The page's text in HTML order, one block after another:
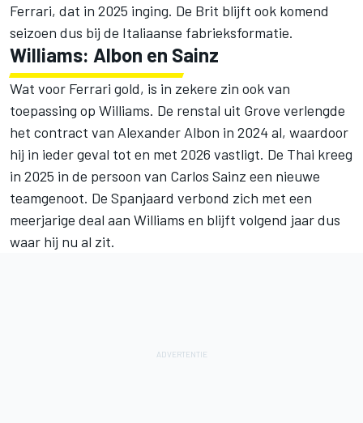
Ferrari, dat in 2025 inging. De Brit blijft ook komend
seizoen dus bij de Italiaanse fabrieksformatie.
Williams: Albon en Sainz
Wat voor Ferrari gold, is in zekere zin ook van
toepassing op Williams. De renstal uit Grove verlengde
het contract van Alexander Albon in 2024 al, waardoor
hij in ieder geval tot en met 2026 vastligt. De Thai kreeg
in 2025 in de persoon van Carlos Sainz een nieuwe
teamgenoot. De Spanjaard verbond zich met een
meerjarige deal aan Williams en blijft volgend jaar dus
waar hij nu al zit.